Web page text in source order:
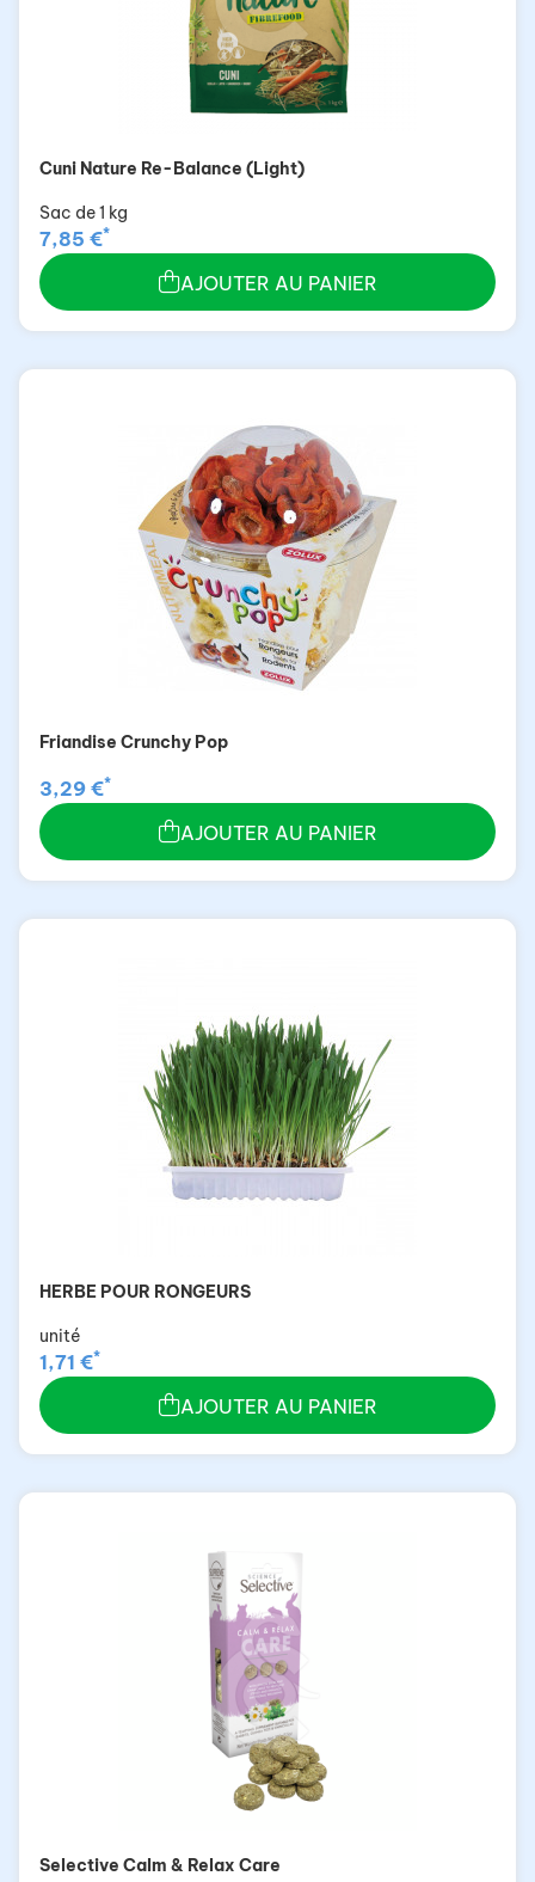
Cuni Nature Re-Balance (Light)
Sac de 1 kg
7,85 €*
AJOUTER AU PANIER
Friandise Crunchy Pop
3,29 €*
AJOUTER AU PANIER
HERBE POUR RONGEURS
unité
1,71 €*
AJOUTER AU PANIER
Selective Calm & Relax Care